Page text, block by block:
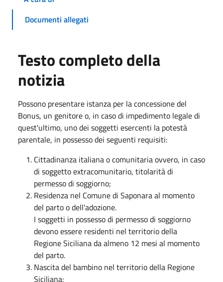
Documenti allegati
Testo completo della
notizia
Possono presentare istanza per la concessione del
Bonus, un genitore o, in caso di impedimento legale di
quest'ultimo, uno dei soggetti esercenti la potestà
parentale, in possesso dei seguenti requisiti:
Cittadinanza italiana o comunitaria ovvero, in caso
di soggetto extracomunitario, titolarità di
permesso di soggiorno;
Residenza nel Comune di Saponara al momento
del parto o dell'adozione.
I soggetti in possesso di permesso di soggiorno
devono essere residenti nel territorio della
Regione Siciliana da almeno 12 mesi al momento
del parto.
Nascita del bambino nel territorio della Regione
Siciliana;